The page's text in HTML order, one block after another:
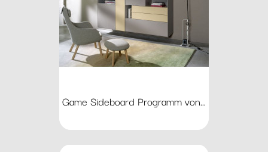
Game Sideboard Programm von...